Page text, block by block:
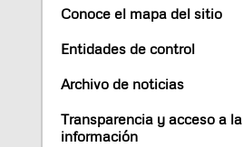
Conoce el mapa del sitio
Entidades de control
Archivo de noticias
Transparencia y acceso a la
información